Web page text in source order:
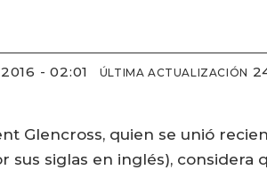
- 02:01 ÚLTIMA ACTUALIZACIÓN
Glencross, quien se unió
sus siglas en inglés),